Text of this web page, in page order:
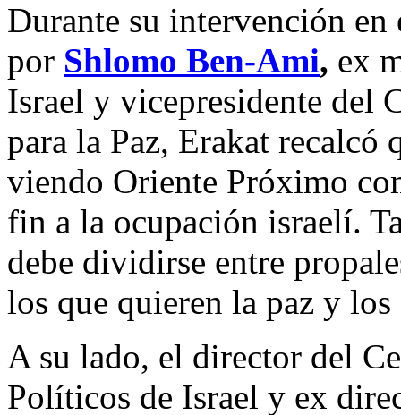
Durante su intervención
por Shlomo Ben-Ami, ex
Israel y vicepresidente del
para la Paz, Erakat recalcó
viendo Oriente Próximo
fin a la ocupación israelí.
debe dividirse entre
los que quieren la paz y los
A su lado, el director del
Políticos de Israel y ex